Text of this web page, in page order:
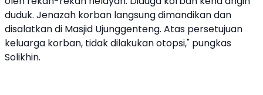
duduk. Jenazah korban langsung dimandikan dan
disalatkan di Masjid Ujunggenteng. Atas persetujuan
keluarga korban, tidak dilakukan otopsi," pungkas
Solikhin.